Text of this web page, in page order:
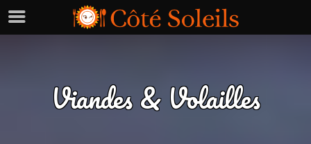
Viandes & Volailles